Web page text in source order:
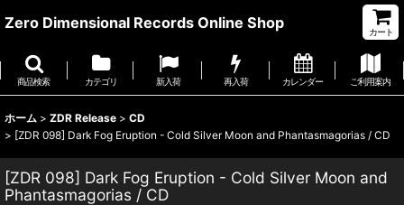
Zero Dimensional Records Online Shop
カート
商品検索 カテゴリ 新入荷 再入荷 カレンダー ご利用案内
ホーム > ZDR Release > CD
> [ZDR 098] Dark Fog Eruption - Cold Silver Moon and Phantasmagorias / CD
[ZDR 098] Dark Fog Eruption - Cold Silver Moon and
Phantasmagorias / CD